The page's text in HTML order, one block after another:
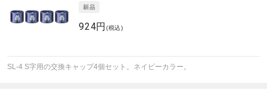
924円(税込)
SL-4 S字用の交換キャップ4個セット。ネイビーカラー。